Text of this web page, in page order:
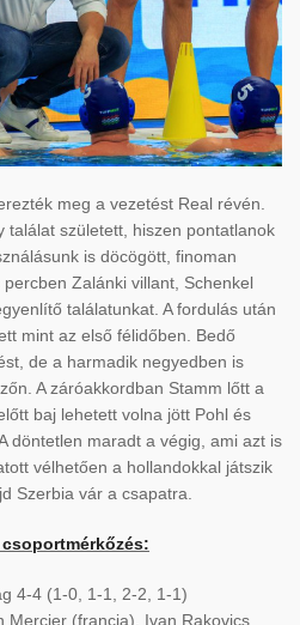
meg a vezetést Real révén.
találat született, hiszen pontatlanok
is döcögött, finoman
Zalánki villant, Schenkel
találatunkat. A fordulás után
mint az első félidőben. Bedő
de a harmadik negyedben is
A záróakkordban Stamm lőtt a
baj lehetett volna jött Pohl és
döntetlen maradt a végig, ami azt is
vélhetően a hollandokkal játszik
Szerbia vár a csapatra.
4-4 (1-0, 1-1, 2-2, 1-1)
Mercier (francia), Ivan Rakovics